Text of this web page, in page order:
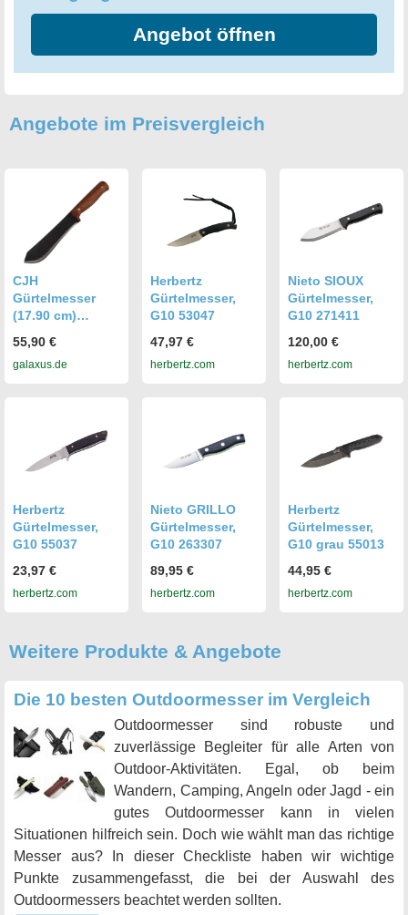
Angebot öffnen
Angebote im Preisvergleich
CJH
Gürtelmesser
(17.90 cm)
55,90 €
galaxus.de
Herbertz
Gürtelmesser,
G10 53047
47,97 €
herbertz.com
Nieto SIOUX
Gürtelmesser,
G10 271411
120,00 €
herbertz.com
Herbertz
Gürtelmesser,
G10 55037
23,97 €
herbertz.com
Nieto GRILLO
Gürtelmesser,
G10 263307
89,95 €
herbertz.com
Herbertz
Gürtelmesser,
G10 grau 55013
44,95 €
herbertz.com
Weitere Produkte & Angebote
Die 10 besten Outdoormesser im Vergleich
Outdoormesser sind robuste und
zuverlässige Begleiter für alle Arten von
Outdoor-Aktivitäten. Egal, ob beim
Wandern, Camping, Angeln oder Jagd - ein
gutes Outdoormesser kann in vielen
Situationen hilfreich sein. Doch wie wählt man das richtige
Messer aus? In dieser Checkliste haben wir wichtige
Punkte zusammengefasst, die bei der Auswahl des
Outdoormessers beachtet werden sollten.